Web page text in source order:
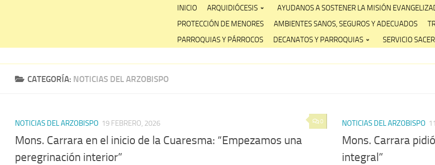
INICIO ARQUIDIÓCESIS AYUDANOS A SOSTENER LA MISIÓN
PROTECCIÓN DE MENORES
AMBIENTES SANOS, SEGUROS Y ADECUADOS
PARROQUIAS Y PÁRROCOS
DECANATOS Y PARROQUIAS SERVICIO
CATEGORÍA: NOTICIAS DEL ARZOBISPO
0
NOTICIAS DEL ARZOBISPO 19 FEBRERO, 2026
Mons. Carrara en el inicio de la Cuaresma: “Empezamos una
peregrinación interior”
NOTICIAS DEL ARZOBISPO
Mons. Carrara
integral”